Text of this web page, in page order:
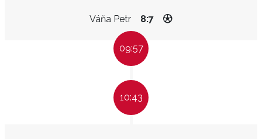
Váňa Petr 8:7
09:57
10:43